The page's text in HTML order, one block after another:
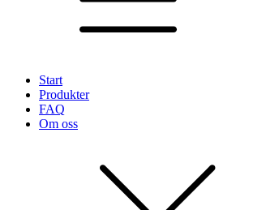
Start
Produkter
FAQ
Om oss